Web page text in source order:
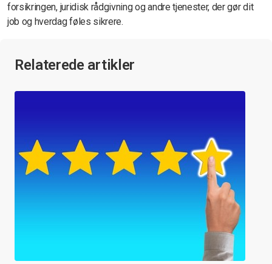
forsikringen, juridisk rådgivning og andre tjenester, der gør dit
job og hverdag føles sikrere.
Relaterede artikler